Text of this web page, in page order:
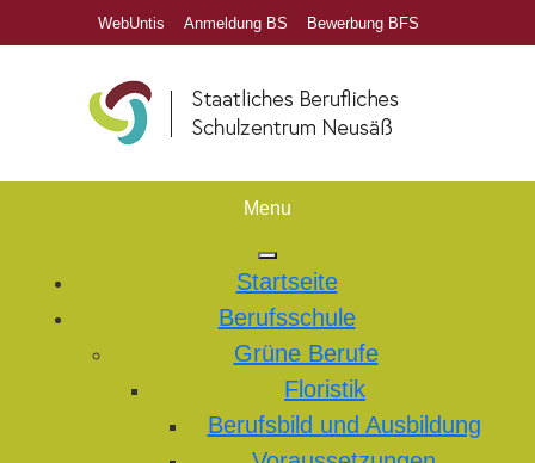
WebUntis Anmeldung BS Bewerbung BFS
Menu
Startseite
Berufsschule
Grüne Berufe
Floristik
Berufsbild und Ausbildung